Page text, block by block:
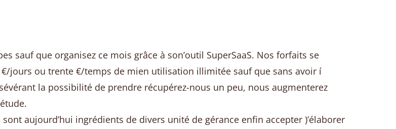
sauf que organisez ce mois grâce à son’outil SuperSaaS. Nos forfaits se
jours ou trente €/temps de mien utilisation illimitée sauf que sans avoir í
la possibilité de prendre récupérez-nous un peu, nous augmenterez
aujourd’hui ingrédients de divers unité de gérance enfin accepter )’élaborer